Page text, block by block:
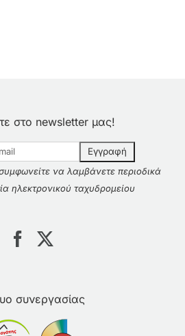
στο newsletter μας!
να λαμβάνετε περιοδικά
ηλεκτρονικού ταχυδρομείου
συνεργασίας